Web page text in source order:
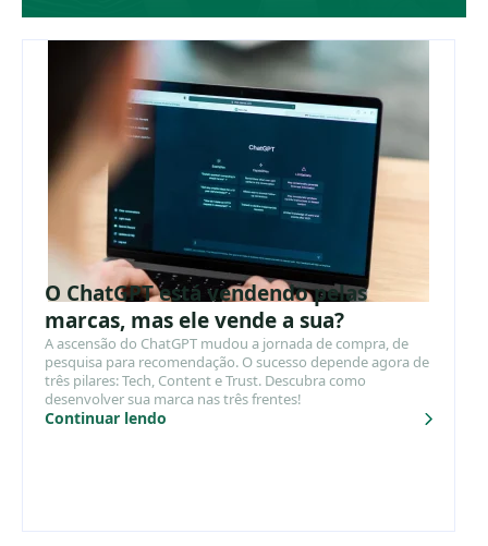
O ChatGPT está vendendo pelas
marcas, mas ele vende a sua?
A ascensão do ChatGPT mudou a jornada de compra, de
pesquisa para recomendação. O sucesso depende agora de
três pilares: Tech, Content e Trust. Descubra como
desenvolver sua marca nas três frentes!
Continuar lendo